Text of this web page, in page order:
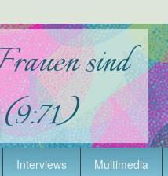
Interviews Multimedia